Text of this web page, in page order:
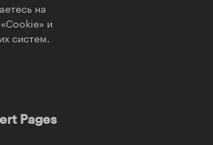
на
и
систем.
Pages